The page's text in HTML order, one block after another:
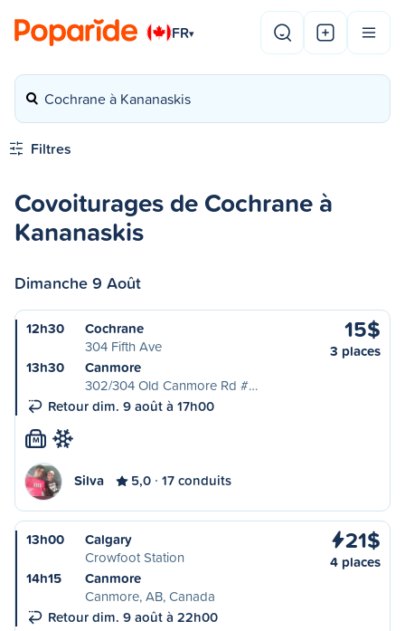
FR▾
Cochrane à Kananaskis
Filtres
Covoiturages de Cochrane à
Kananaskis
Dimanche 9 Août
12h30
Cochrane
304 Fifth Ave
13h30
Canmore
302/304 Old Canmore Rd #…
Retour dim. 9 août à 17h00
15$
3 places
M
Silva 5,0 17 conduits
13h00
Calgary
Crowfoot Station
14h15
Canmore
Canmore, AB, Canada
Retour dim. 9 août à 22h00
21$
4 places